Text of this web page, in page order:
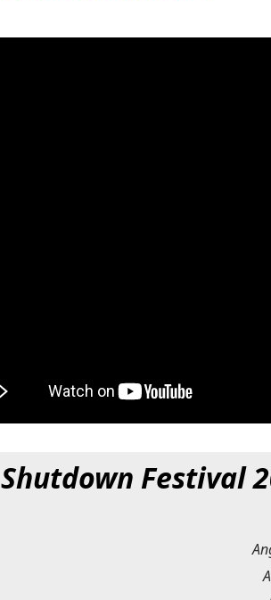
Shutdown Festival